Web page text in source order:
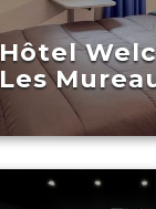
Hôtel
Les